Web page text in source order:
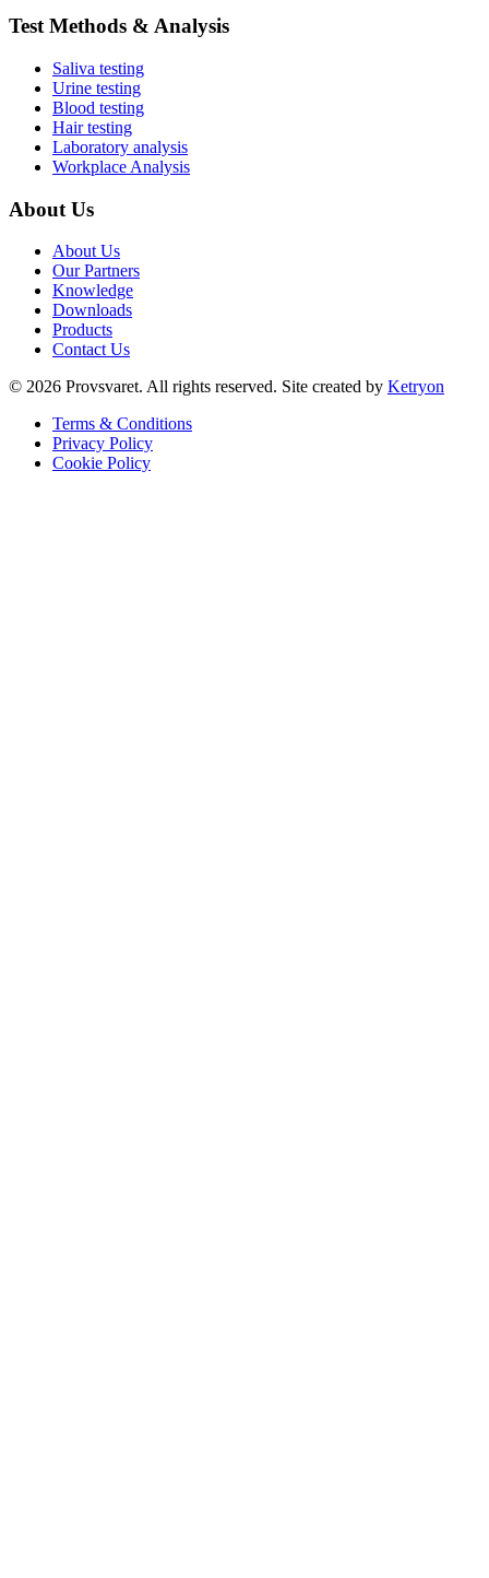
Test Methods & Analysis
Saliva testing
Urine testing
Blood testing
Hair testing
Laboratory analysis
Workplace Analysis
About Us
About Us
Our Partners
Knowledge
Downloads
Products
Contact Us
© 2026 Provsvaret. All rights reserved. Site created by Ketryon
Terms & Conditions
Privacy Policy
Cookie Policy